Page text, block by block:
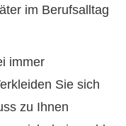
im Berufsalltag
immer
Sie sich
zu Ihnen